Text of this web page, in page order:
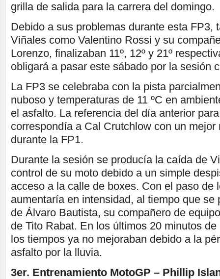
grilla de salida para la carrera del domingo.
Debido a sus problemas durante esta FP3,
Viñales como Valentino Rossi y su
Lorenzo, finalizaban 11º, 12º y 21º
obligará a pasar este sábado por la sesión
La FP3 se celebraba con la pista
nuboso y temperaturas de 11 ºC en
el asfalto. La referencia del día anterior
correspondía a Cal Crutchlow con un mejor
durante la FP1.
Durante la sesión se producía la caída de
control de su moto debido a un simple
acceso a la calle de boxes. Con el paso de
aumentaría en intensidad, al tiempo que se
de Álvaro Bautista, su compañero de
de Tito Rabat. En los últimos 20 minutos
los tiempos ya no mejoraban debido a la
asfalto por la lluvia.
3er. Entrenamiento MotoGP – Phillip